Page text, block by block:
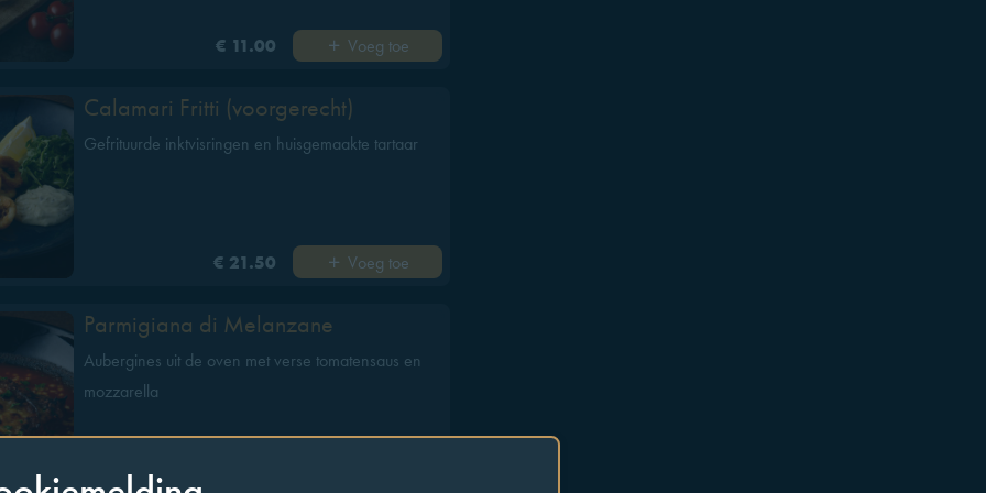
€ 11.00 Voeg toe
Calamari Fritti (voorgerecht)
Gefrituurde inktvisringen en huisgemaakte tartaar
€ 21.50 Voeg toe
Parmigiana di Melanzane
Aubergines uit de oven met verse tomatensaus en
mozzarella